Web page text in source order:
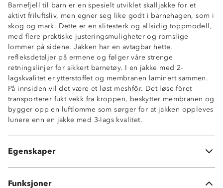
Barnefjell til barn er en spesielt utviklet skalljakke for et
aktivt friluftsliv, men egner seg like godt i barnehagen, som i
skog og mark. Dette er en slitesterk og allsidig toppmodell,
med flere praktiske justeringsmuligheter og romslige
lommer på sidene. Jakken har en avtagbar hette,
refleksdetaljer på ermene og følger våre strenge
retningslinjer for sikkert barnetøy. I en jakke med 2-
lagskvalitet er ytterstoffet og membranen laminert sammen.
På innsiden vil det være et løst meshfôr. Det løse fôret
transporterer fukt vekk fra kroppen, beskytter membranen og
bygger opp en luftlomme som sørger for at jakken oppleves
lunere enn en jakke med 3-lags kvalitet.
Egenskaper
Toppmodell
Vanntett, 12 000 mm vannsøyle
Fukttransporterende 4 000 g/m2 / 24h
Vindtett
Meshfôr
Stormklaff foran glidelås i front
Avtagbar hette med justeringsmuligheter
To glidelåslommer i sidene
Borrelåsstramming i ermeåpningene
Økotex Standard 100
Funksjoner